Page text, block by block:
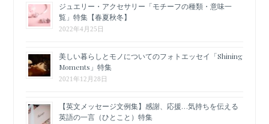
ジュエリー・アクセサリー「モチーフの種類・意味一
覧」特集【春夏秋冬】
2022年4月25日
美しい暮らしとモノについてのフォトエッセイ「Shining
Moments」特集
2021年12月28日
【英文メッセージ文例集】感謝、応援…気持ちを伝える
英語の一言（ひとこと）特集